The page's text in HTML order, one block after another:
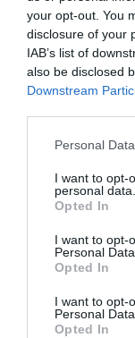
your opt-out. You
disclosure of your
IAB’s list of
also be disclosed
Downstream
Personal
I want to opt-
personal data.
Opted In
I want to opt-
Personal Data.
Opted In
I want to opt-
Personal
Opted In
ΔΕΊΤΕ ΕΠΊΣΗΣ...